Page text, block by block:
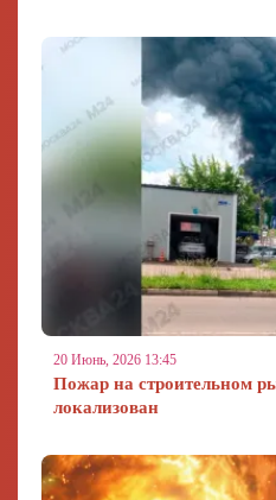
20 Июнь, 2026 13:45
Пожар на строительном
локализован